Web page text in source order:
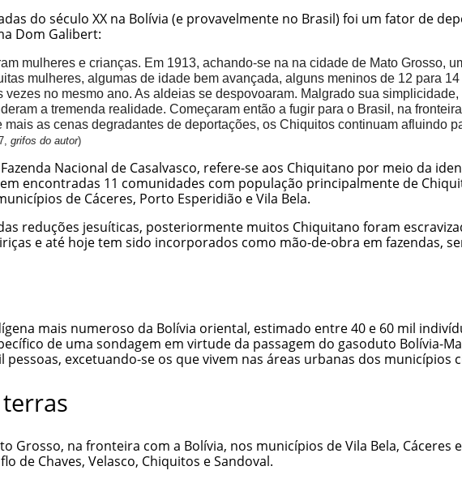
do século XX na Bolívia (e provavelmente no Brasil) foi um fator de
Dom Galibert:
mulheres e crianças. Em 1913, achando-se na na cidade de Mato Grosso,
mulheres, algumas de idade bem avançada, alguns meninos de 12 para
vezes no mesmo ano. As aldeias se despovoaram. Malgrado sua
a tremenda realidade. Começaram então a fugir para o Brasil, na
mais as cenas degradantes de deportações, os Chiquitos continuam afluindo
grifos do autor)
Nacional de Casalvasco, refere-se aos Chiquitano por meio da
encontradas 11 comunidades com população principalmente de
de Cáceres, Porto Esperidião e Vila Bela.
reduções jesuíticas, posteriormente muitos Chiquitano foram
e até hoje tem sido incorporados como mão-de-obra em fazendas,
mais numeroso da Bolívia oriental, estimado entre 40 e 60 mil
de uma sondagem em virtude da passagem do gasoduto Bolívia-
excetuando-se os que vivem nas áreas urbanas dos municípios
Grosso, na fronteira com a Bolívia, nos municípios de Vila Bela, Cáceres
de Chaves, Velasco, Chiquitos e Sandoval.